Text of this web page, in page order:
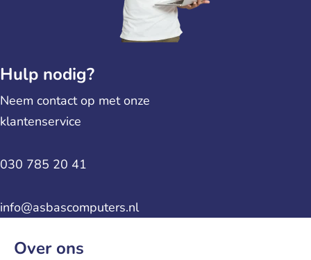
Hulp nodig?
Neem contact op met onze
klantenservice
030 785 20 41
info@asbascomputers.nl
Over ons